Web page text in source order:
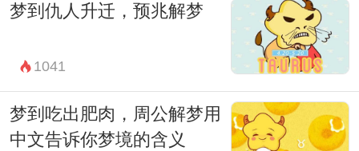
梦到仇人升迁，预兆解梦
1041
梦到吃出肥肉，周公解梦用
中文告诉你梦境的含义